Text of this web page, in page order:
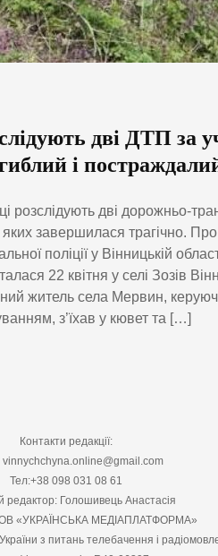
дві ДТП за
і
розслідують дві дорожньо-
яких завершилася трагічно.
поліції у Вінницькій
22 квітня у селі Зозів
житель села Мервин,
з’їхав у кювет та […]
Контакти редакції:
vinnychchyna.online@gmail.com
Тел:+38 098 031 08 61
редактор: Голошивець Анастасія
«УКРАЇНСЬКА МЕДІАПЛАТФОРМА»
з питань телебачення і